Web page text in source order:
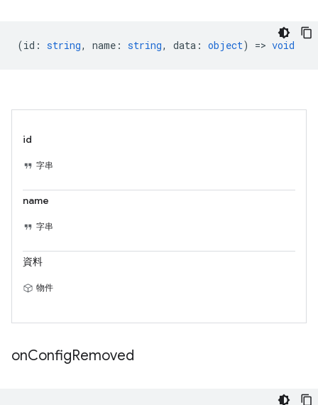
(id : string, name : string, data : object) => void
id
字串
name
字串
資料
物件
onConfigRemoved